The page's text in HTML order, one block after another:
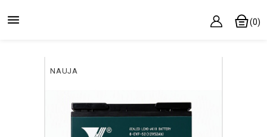
 (0)
NAUJA